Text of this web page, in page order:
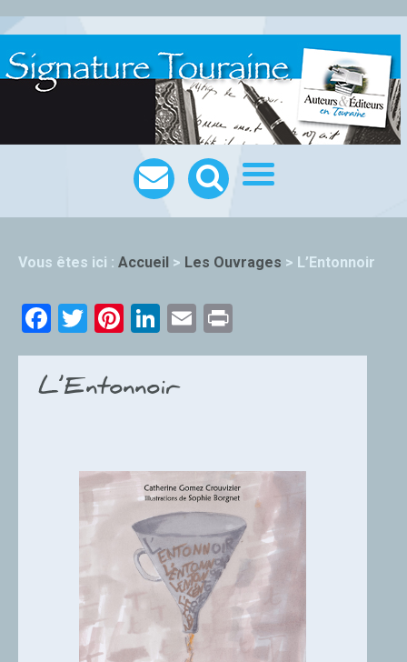
Vous êtes ici : Accueil > Les Ouvrages > L’Entonnoir
Facebook
TwitterPinterest
LinkedIn
Email
L’Entonnoir